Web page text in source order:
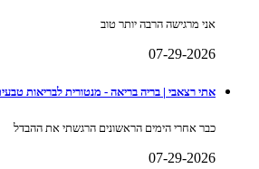
אני מרגישה הרבה יותר טוב
07-29-2026
אתי רצאבי | בריה בריאה - מנטורית לבריאות
כבר אחרי הימים הראשונים הרגשתי את ההבדל
07-29-2026